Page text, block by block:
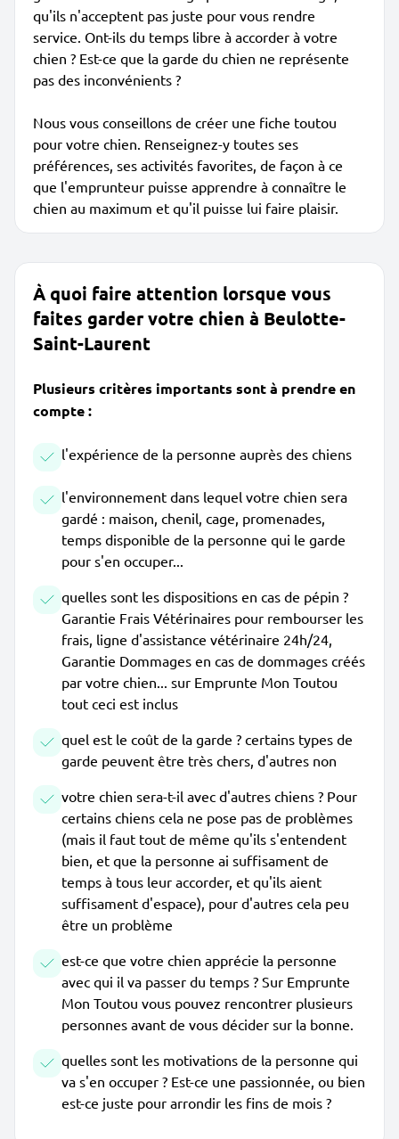
qu'ils n'acceptent pas juste pour vous rendre
service. Ont-ils du temps libre à accorder à votre
chien ? Est-ce que la garde du chien ne représente
pas des inconvénients ?
Nous vous conseillons de créer une fiche toutou
pour votre chien. Renseignez-y toutes ses
préférences, ses activités favorites, de façon à ce
que l'emprunteur puisse apprendre à connaître le
chien au maximum et qu'il puisse lui faire plaisir.
À quoi faire attention lorsque vous
faites garder votre chien à Beulotte-
Saint-Laurent
Plusieurs critères importants sont à prendre en
compte :
l'expérience de la personne auprès des chiens
l'environnement dans lequel votre chien sera
gardé : maison, chenil, cage, promenades,
temps disponible de la personne qui le garde
pour s'en occuper...
quelles sont les dispositions en cas de pépin ?
Garantie Frais Vétérinaires pour rembourser les
frais, ligne d'assistance vétérinaire 24h/24,
Garantie Dommages en cas de dommages créés
par votre chien... sur Emprunte Mon Toutou
tout ceci est inclus
quel est le coût de la garde ? certains types de
garde peuvent être très chers, d'autres non
votre chien sera-t-il avec d'autres chiens ? Pour
certains chiens cela ne pose pas de problèmes
(mais il faut tout de même qu'ils s'entendent
bien, et que la personne ai suffisament de
temps à tous leur accorder, et qu'ils aient
suffisament d'espace), pour d'autres cela peu
être un problème
est-ce que votre chien apprécie la personne
avec qui il va passer du temps ? Sur Emprunte
Mon Toutou vous pouvez rencontrer plusieurs
personnes avant de vous décider sur la bonne.
quelles sont les motivations de la personne qui
va s'en occuper ? Est-ce une passionnée, ou bien
est-ce juste pour arrondir les fins de mois ?